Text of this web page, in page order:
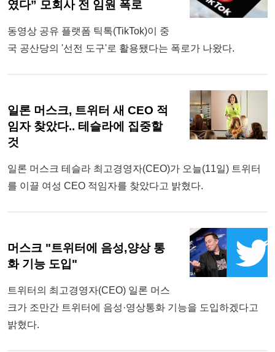
였다” 모회사 전 임원 폭로
동영상 공유 플랫폼 틱톡(TikTok)이 중
국 공산당의 '선전 도구'로 활용됐다는 폭로가 나왔다.
일론 머스크, 트위터 새 CEO 적
임자 찾았다.. 테슬라에 집중할
것
일론 머스크 테슬라 최고경영자(CEO)가 오늘(11일) 트위터
를 이끌 여성 CEO 적임자를 찾았다고 밝혔다.
머스크 "트위터에 음성,양상 통
화 기능 도입"
트위터의 최고경영자(CEO) 일론 머스
크가 조만간 트위터에 음성·영상통화 기능을 도입하겠다고
밝혔다.